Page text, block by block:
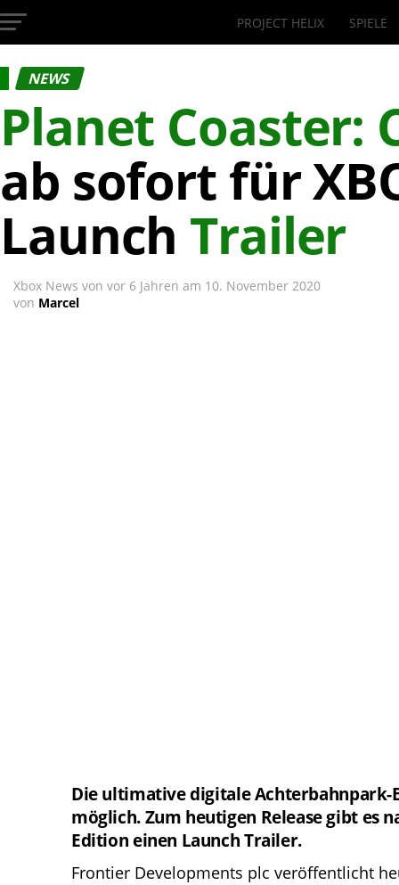
InsideXbox.de
PROJECT HELIX SPIELE
NEWS
Planet Coaster:
ab sofort für
Launch Trailer
Xbox News von vor 6 Jahren am 10. November 2020
von Marcel
Die ultimative digitale Achterbahnpark-
möglich. Zum heutigen Release gibt es
Edition einen Launch Trailer.
Frontier Developments plc veröffentlicht